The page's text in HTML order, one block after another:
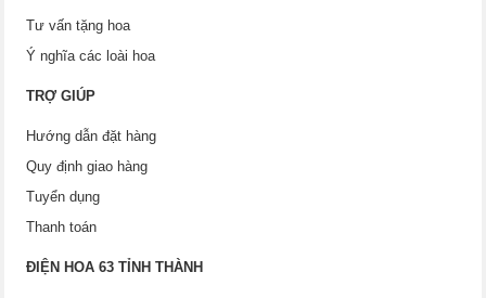
Tư vấn tặng hoa
Ý nghĩa các loài hoa
TRỢ GIÚP
Hướng dẫn đặt hàng
Quy định giao hàng
Tuyển dụng
Thanh toán
ĐIỆN HOA 63 TỈNH THÀNH